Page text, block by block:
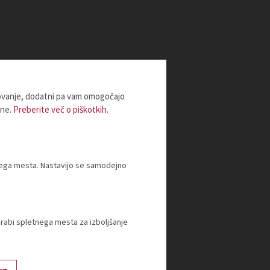
dodatni pa vam omogočajo
Preberite več o piškotkih.
mesta. Nastavijo se samodejno
spletnega mesta za izboljšanje